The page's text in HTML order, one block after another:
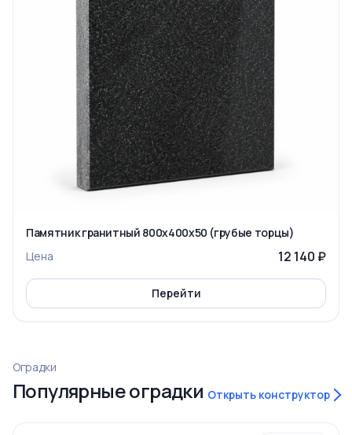
Памятник гранитный 800x400x50 (грубые торцы)
Цена
12 140 ₽
Перейти
Оградки
Популярные оградки Открыть конструктор